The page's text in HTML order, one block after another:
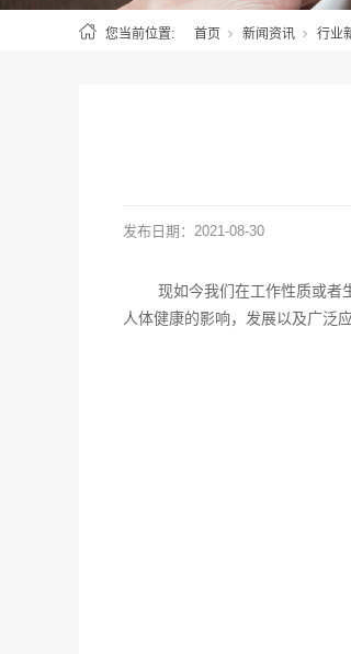
您当前位置: 首页 新闻资讯 行业
发布日期： 2021-08-30
现如今我们在工作性质或者
人体健康的影响，发展以及广泛